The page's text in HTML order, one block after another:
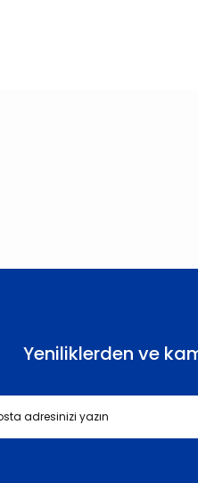
Yeniliklerden ve